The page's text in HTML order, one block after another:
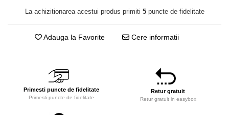
La achizitionarea acestui produs primiti 5puncte de fidelitate
Adauga la Favorite Cere informatii
Primesti puncte de fidelitate
Primesti puncte de fidelitate
Retur gratuit
Retur gratuit in easybox